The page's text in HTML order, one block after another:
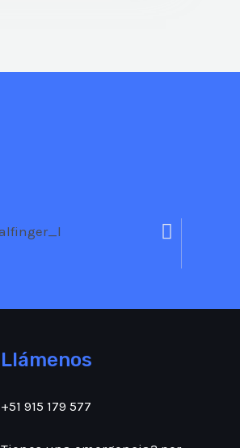
Llámenos
+51 915 179 577